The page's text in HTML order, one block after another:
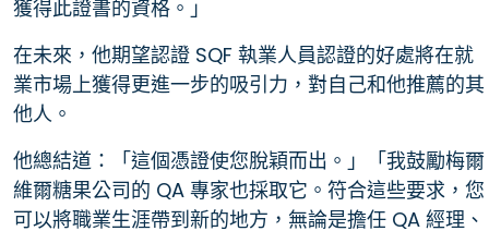
獲得此證書的資格。」
在未來，他期望認證 SQF 執業人員認證的好處將在就
業市場上獲得更進一步的吸引力，對自己和他推薦的其
他人。
他總結道：「這個憑證使您脫穎而出。」「我鼓勵梅爾
維爾糖果公司的 QA 專家也採取它。符合這些要求，您
可以將職業生涯帶到新的地方，無論是擔任 QA 經理、